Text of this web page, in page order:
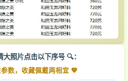
照片点击以下序号 🔍：
数，收藏佩戴两相宜 💖